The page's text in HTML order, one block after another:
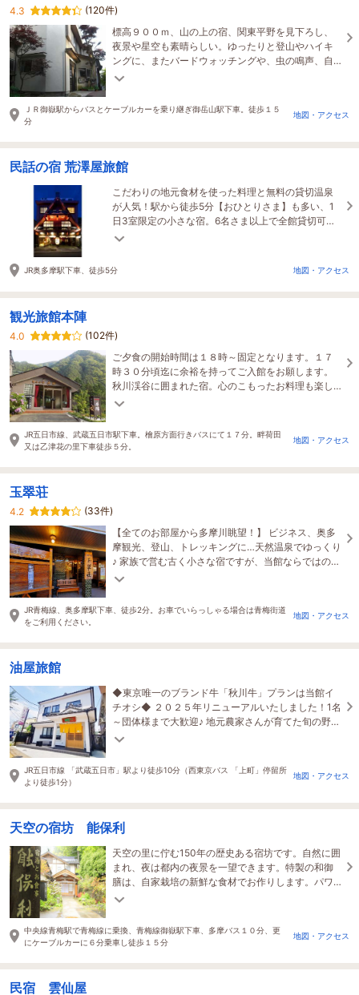
4.3
(120件)
標高９００ｍ、山の上の宿、関東平野を見下ろし、
夜景や星空も素晴らしい。ゆったりと登山やハイキ
ングに、またバードウォッチングや、虫の鳴声、自
然の音を聞くなど楽しみも色々。外を眺めての風呂
ＪＲ御嶽駅からバスとケーブルカーを乗り継ぎ御岳山駅下車。徒歩１５
分
地図・アクセス
民話の宿 荒澤屋旅館
こだわりの地元食材を使った料理と無料の貸切温泉
が人気！駅から徒歩5分【おひとりさま】も多い、1
日3室限定の小さな宿。6名さま以上で全館貸切可
（お電話ください）。2026.7/26近隣でホタル見れて
JR奥多摩駅下車、徒歩5分 地図・アクセス
観光旅館本陣
4.0
(102件)
ご夕食の開始時間は１８時～固定となります。１７
時３０分頃迄に余裕を持ってご入館をお願します。
秋川渓谷に囲まれた宿。心のこもったお料理も楽し
みの一つ。お風呂は２４時間入浴可。小学生以上宿
JR五日市線、武蔵五日市駅下車。檜原方面行きバスにて１７分。畔荷田
又は乙津花の里下車徒歩５分。
地図・アクセス
玉翠荘
4.2
(33件)
【全てのお部屋から多摩川眺望！】 ビジネス、奥多
摩観光、登山、トレッキングに…天然温泉でゆっくり
♪ 家族で営む古く小さな宿ですが、当館ならではのお
もてなしでお客様をお迎えいたします。
JR青梅線、奥多摩駅下車、徒歩2分。お車でいらっしゃる場合は青梅街道
をご利用ください。
地図・アクセス
油屋旅館
◆東京唯一のブランド牛「秋川牛」プランは当館イ
チオシ◆ ２０２５年リニューアルいたしました！1名
～団体様まで大歓迎♪ 地元農家さんが育てた旬の野
菜、老舗の生産者から取り寄せた濃厚醤油などを使
JR五日市線 「武蔵五日市」駅より徒歩10分（西東京バス 「上町」停留所
より徒歩1分）
地図・アクセス
天空の宿坊 能保利
天空の里に佇む150年の歴史ある宿坊です。自然に囲
まれ、夜は都内の夜景を一望できます。特製の和御
膳は、自家栽培の新鮮な食材でお作りします。パワ
ースポット・冬のトレッキングの拠点にも。
中央線青梅駅で青梅線に乗換、青梅線御嶽駅下車、多摩バス１０分、更
にケーブルカーに６分乗車し徒歩１５分
地図・アクセス
民宿 雲仙屋